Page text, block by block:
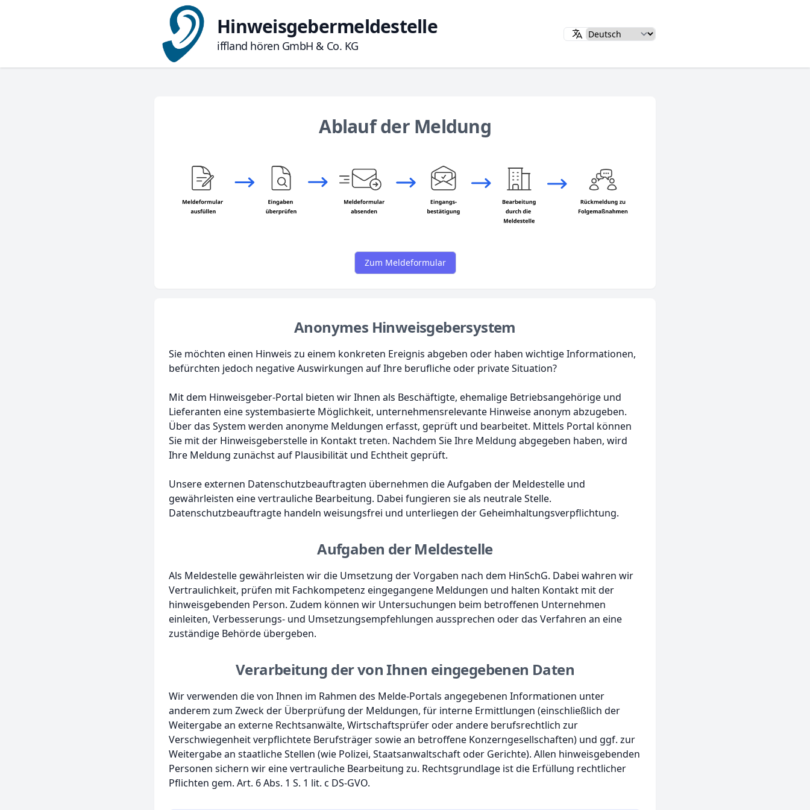
Hinweisgebermeldestelle
iffland hören GmbH & Co. KG
Ablauf der Meldung
Zum Meldeformular
Anonymes Hinweisgebersystem
Sie möchten einen Hinweis zu einem konkreten Ereignis abgeben oder haben wichtige Informationen,
befürchten jedoch negative Auswirkungen auf Ihre berufliche oder private Situation?
Mit dem Hinweisgeber-Portal bieten wir Ihnen als Beschäftigte, ehemalige Betriebsangehörige und
Lieferanten eine systembasierte Möglichkeit, unternehmensrelevante Hinweise anonym abzugeben.
Über das System werden anonyme Meldungen erfasst, geprüft und bearbeitet. Mittels Portal können
Sie mit der Hinweisgeberstelle in Kontakt treten. Nachdem Sie Ihre Meldung abgegeben haben, wird
Ihre Meldung zunächst auf Plausibilität und Echtheit geprüft.
Unsere externen Datenschutzbeauftragten übernehmen die Aufgaben der Meldestelle und
gewährleisten eine vertrauliche Bearbeitung. Dabei fungieren sie als neutrale Stelle.
Datenschutzbeauftragte handeln weisungsfrei und unterliegen der Geheimhaltungsverpflichtung.
Aufgaben der Meldestelle
Als Meldestelle gewährleisten wir die Umsetzung der Vorgaben nach dem HinSchG. Dabei wahren wir
Vertraulichkeit, prüfen mit Fachkompetenz eingegangene Meldungen und halten Kontakt mit der
hinweisgebenden Person. Zudem können wir Untersuchungen beim betroffenen Unternehmen
einleiten, Verbesserungs- und Umsetzungsempfehlungen aussprechen oder das Verfahren an eine
zuständige Behörde übergeben.
Verarbeitung der von Ihnen eingegebenen Daten
Wir verwenden die von Ihnen im Rahmen des Melde-Portals angegebenen Informationen unter
anderem zum Zweck der Überprüfung der Meldungen, für interne Ermittlungen (einschließlich der
Weitergabe an externe Rechtsanwälte, Wirtschaftsprüfer oder andere berufsrechtlich zur
Verschwiegenheit verpflichtete Berufsträger sowie an betroffene Konzerngesellschaften) und ggf. zur
Weitergabe an staatliche Stellen (wie Polizei, Staatsanwaltschaft oder Gerichte). Allen hinweisgebenden
Personen sichern wir eine vertrauliche Bearbeitung zu. Rechtsgrundlage ist die Erfüllung rechtlicher
Pflichten gem. Art. 6 Abs. 1 S. 1 lit. c DS-GVO.